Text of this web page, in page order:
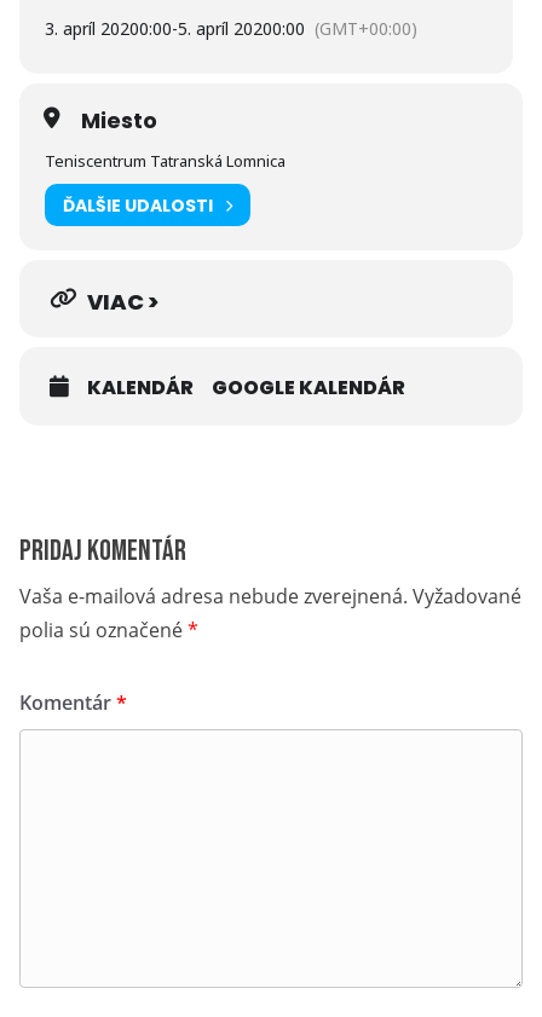
3. apríl 20200:00-5. apríl 20200:00 (GMT+00:00)
Miesto
Teniscentrum Tatranská Lomnica
ĎALŠIE UDALOSTI
VIAC >
KALENDÁR GOOGLE KALENDÁR
Pridaj komentár
Vaša e-mailová adresa nebude zverejnená. Vyžadované
polia sú označené*
Komentár*